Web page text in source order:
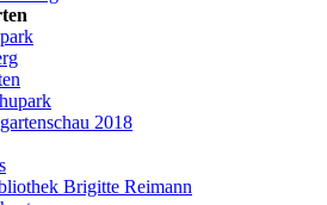
2018
Brigitte Reimann